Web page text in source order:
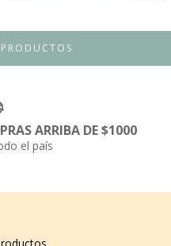
ARRIBA DE $1000
el país